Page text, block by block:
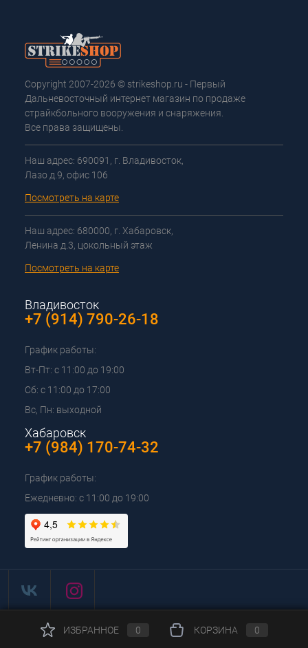
Copyright 2007-2026 © strikeshop.ru - Первый
Дальневосточный интернет магазин по продаже
страйкбольного вооружения и снаряжения.
Все права защищены.
Наш адрес: 690091, г. Владивосток,
Лазо д.9, офис 106
Посмотреть на карте
Наш адрес: 680000, г. Хабаровск,
Ленина д.3, цокольный этаж
Посмотреть на карте
Владивосток
+7 (914) 790-26-18
График работы:
Вт-Пт: с 11:00 до 19:00
Сб: с 11:00 до 17:00
Вс, Пн: выходной
Хабаровск
+7 (984) 170-74-32
График работы:
Ежедневно: с 11:00 до 19:00
ИЗБРАННОЕ 0 КОРЗИНА 0